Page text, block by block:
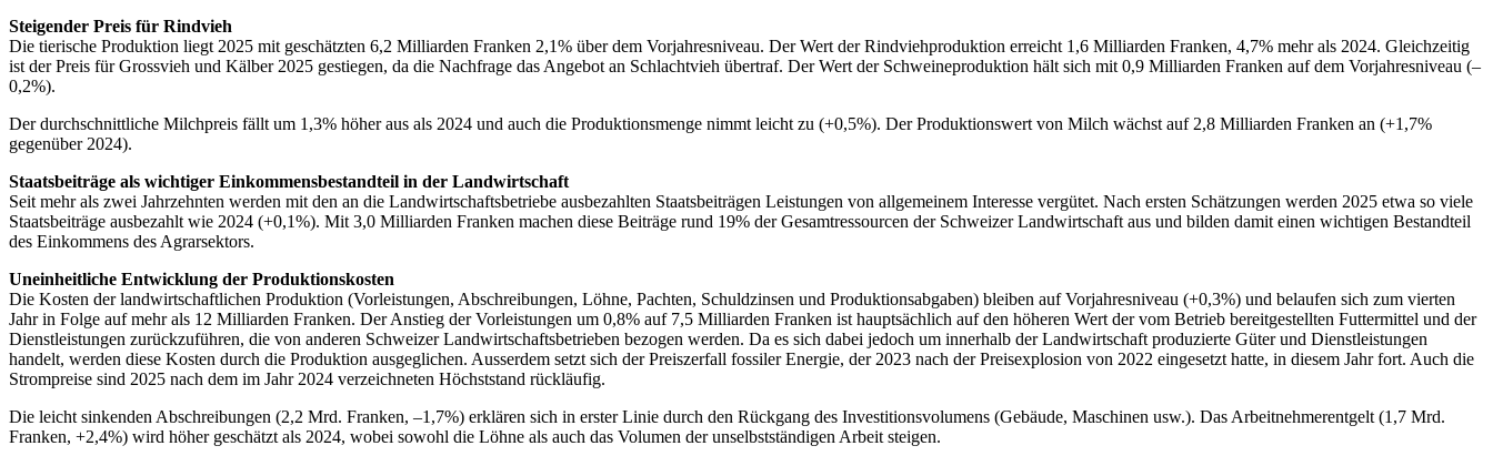
Steigender Preis für Rindvieh
Die tierische Produktion liegt 2025 mit geschätzten 6,2 Milliarden Franken 2,1% über dem Vorjahresniveau. Der Wert der Rindviehproduktion erreicht 1,6 Milliarden Franken, 4,7% mehr als 2024. Gleichzeitig
ist der Preis für Grossvieh und Kälber 2025 gestiegen, da die Nachfrage das Angebot an Schlachtvieh übertraf. Der Wert der Schweineproduktion hält sich mit 0,9 Milliarden Franken auf dem Vorjahresniveau (–
0,2%).
Der durchschnittliche Milchpreis fällt um 1,3% höher aus als 2024 und auch die Produktionsmenge nimmt leicht zu (+0,5%). Der Produktionswert von Milch wächst auf 2,8 Milliarden Franken an (+1,7%
gegenüber 2024).
Staatsbeiträge als wichtiger Einkommensbestandteil in der Landwirtschaft
Seit mehr als zwei Jahrzehnten werden mit den an die Landwirtschaftsbetriebe ausbezahlten Staatsbeiträgen Leistungen von allgemeinem Interesse vergütet. Nach ersten Schätzungen werden 2025 etwa so viele
Staatsbeiträge ausbezahlt wie 2024 (+0,1%). Mit 3,0 Milliarden Franken machen diese Beiträge rund 19% der Gesamtressourcen der Schweizer Landwirtschaft aus und bilden damit einen wichtigen Bestandteil
des Einkommens des Agrarsektors.
Uneinheitliche Entwicklung der Produktionskosten
Die Kosten der landwirtschaftlichen Produktion (Vorleistungen, Abschreibungen, Löhne, Pachten, Schuldzinsen und Produktionsabgaben) bleiben auf Vorjahresniveau (+0,3%) und belaufen sich zum vierten
Jahr in Folge auf mehr als 12 Milliarden Franken. Der Anstieg der Vorleistungen um 0,8% auf 7,5 Milliarden Franken ist hauptsächlich auf den höheren Wert der vom Betrieb bereitgestellten Futtermittel und der
Dienstleistungen zurückzuführen, die von anderen Schweizer Landwirtschaftsbetrieben bezogen werden. Da es sich dabei jedoch um innerhalb der Landwirtschaft produzierte Güter und Dienstleistungen
handelt, werden diese Kosten durch die Produktion ausgeglichen. Ausserdem setzt sich der Preiszerfall fossiler Energie, der 2023 nach der Preisexplosion von 2022 eingesetzt hatte, in diesem Jahr fort. Auch die
Strompreise sind 2025 nach dem im Jahr 2024 verzeichneten Höchststand rückläufig.
Die leicht sinkenden Abschreibungen (2,2 Mrd. Franken, –1,7%) erklären sich in erster Linie durch den Rückgang des Investitionsvolumens (Gebäude, Maschinen usw.). Das Arbeitnehmerentgelt (1,7 Mrd.
Franken, +2,4%) wird höher geschätzt als 2024, wobei sowohl die Löhne als auch das Volumen der unselbstständigen Arbeit steigen.